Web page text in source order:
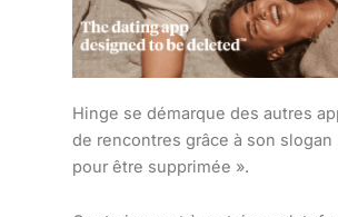
Hinge se démarque des autres
de rencontres grâce à son slogan
pour être supprimée ».